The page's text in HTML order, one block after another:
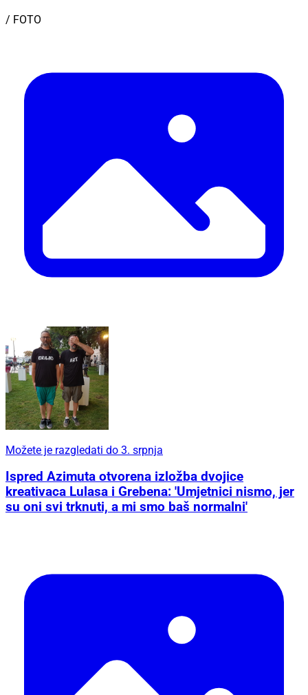
/ FOTO
Možete je razgledati do 3. srpnja
Ispred Azimuta otvorena izložba dvojice
kreativaca Lulasa i Grebena: 'Umjetnici nismo, jer
su oni svi trknuti, a mi smo baš normalni'